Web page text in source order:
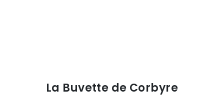
La Buvette de Corbyre